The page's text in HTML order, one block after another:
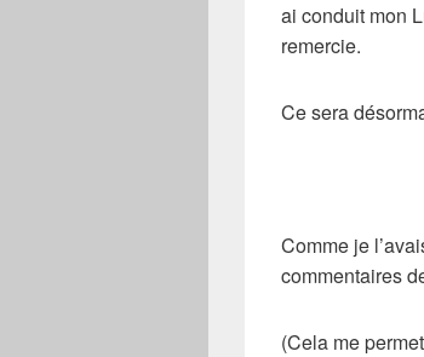
ai conduit mon
remercie.
Ce sera
Comme je
commentaires
(Cela me